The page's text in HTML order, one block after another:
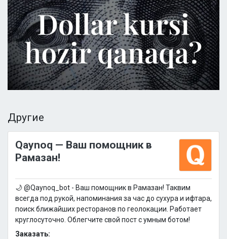
Другие
Qaynoq — Ваш помощник в
Рамазан!
🌙 @Qaynoq_bot - Ваш помощник в Рамазан! Таквим
всегда под рукой, напоминания за час до сухура и ифтара,
поиск ближайших ресторанов по геолокации. Работает
круглосуточно. Облегчите свой пост с умным ботом!
Заказать: